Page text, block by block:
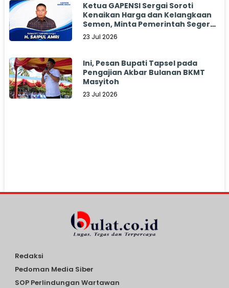
Ketua GAPENSI Sergai Soroti
Kenaikan Harga dan Kelangkaan
Semen, Minta Pemerintah Segera
Bertindak
23 Jul 2026
Ini, Pesan Bupati Tapsel pada
Pengajian Akbar Bulanan BKMT
Masyitoh
23 Jul 2026
Redaksi
Pedoman Media Siber
SOP Perlindungan Wartawan